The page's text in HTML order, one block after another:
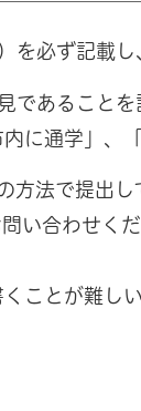
を必ず記載
あることを
通学」、
法で提出し
合わせくだ
とが難しい